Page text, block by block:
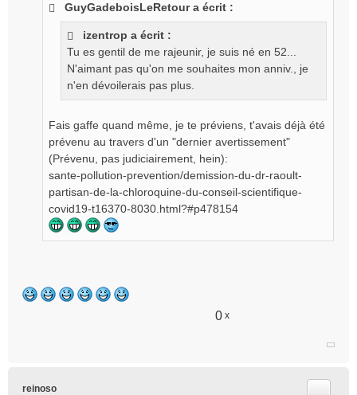
GuyGadeboisLeRetour a écrit :
izentrop a écrit :
Tu es gentil de me rajeunir, je suis né en 52...
N'aimant pas qu'on me souhaites mon anniv., je
n'en dévoilerais pas plus.
Fais gaffe quand même, je te préviens, t'avais déjà été
prévenu au travers d'un "dernier avertissement"
(Prévenu, pas judiciairement, hein):
sante-pollution-prevention/demission-du-dr-raoult-
partisan-de-la-chloroquine-du-conseil-scientifique-
covid19-t16370-8030.html?#p478154
0 x
reinoso